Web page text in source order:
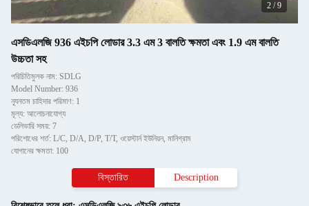
2 /9
এসডিএলজি 936 এইচপি লোডার 3.3 এম 3 বালতি ক্ষমতা এবং 1.9 এম বালতি
উচ্চতা সহ
পরিচিতিমুলক নাম: SDLG
Model Number: 936
ন্যূনতম চাহিদার পরিমাণ: 1
মূল্য: আলোচনাযোগ্য
ডেলিভারি সময়: 7
পরিশোধের শর্ত: L/C, D/A, D/P, T/T, ওয়েস্টার্ন ইউনিয়ন, মানিগ্রাম
যোগানের ক্ষমতা: 100
বিস্তারিত Description